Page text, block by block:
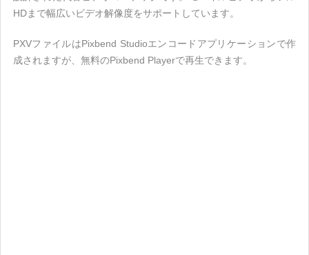
HDまで幅広いビデオ解像度をサポートしています。
PXVファイルはPixbend Studioエンコードアプリケーションで作
成されますが、無料のPixbend Playerで再生できます。